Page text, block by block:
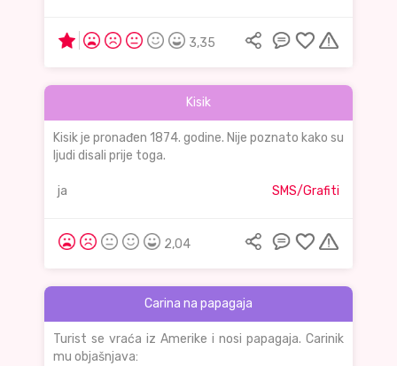
3,35
Kisik
Kisik je pronađen 1874. godine. Nije poznato kako su
ljudi disali prije toga.
ja SMS/Grafiti
2,04
Carina na papagaja
Turist se vraća iz Amerike i nosi papagaja. Carinik
mu objašnjava: